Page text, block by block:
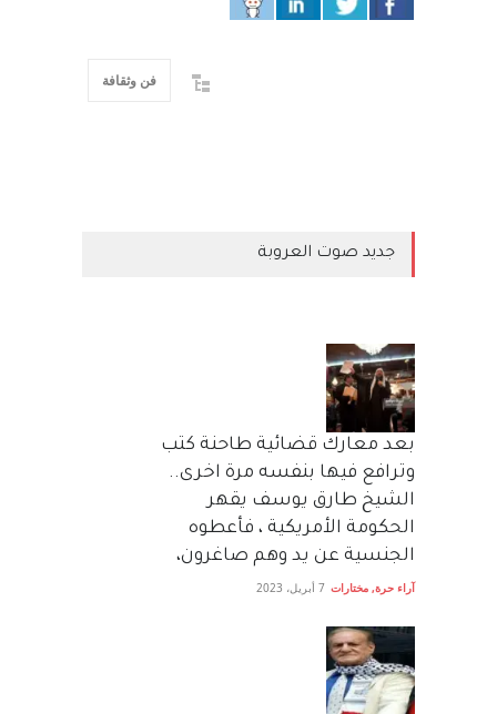
فن وثقافة
جديد صوت العروبة
بعد معارك قضائية طاحنة كتب
وترافع فيها بنفسه مرة اخرى..
الشيخ طارق يوسف يقهر
الحكومة الأمريكية ، فأعطوه
الجنسية عن يد وهم صاغرون،
آراء حرة, مختارات 7 أبريل، 2023